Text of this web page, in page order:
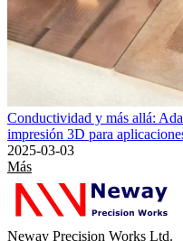
Conductividad y más allá:
impresión 3D para
2025-03-03
Más
Neway Precision Works Ltd.